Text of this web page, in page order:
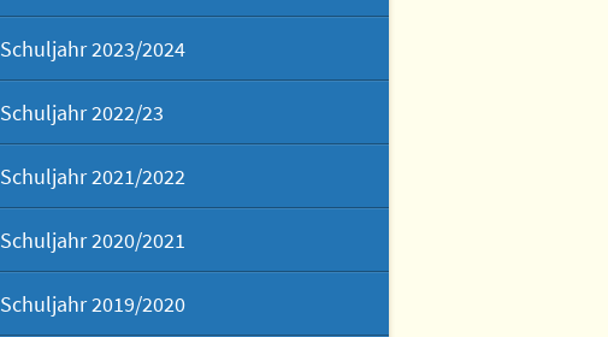
Schuljahr 2023/2024
Schuljahr 2022/23
Schuljahr 2021/2022
Schuljahr 2020/2021
Schuljahr 2019/2020